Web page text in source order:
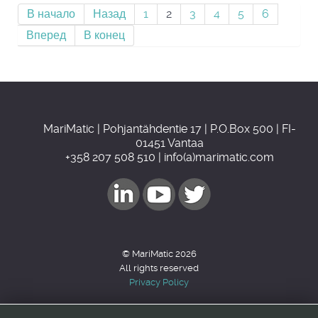
В начало Назад 1 2 3 4 5
6
Вперед
В конец
MariMatic | Pohjantähdentie 17 | P.O.Box 500 | FI-
01451 Vantaa
+358 207 508 510 | info(a)marimatic.com
© MariMatic 2026
All rights reserved
Privacy Policy